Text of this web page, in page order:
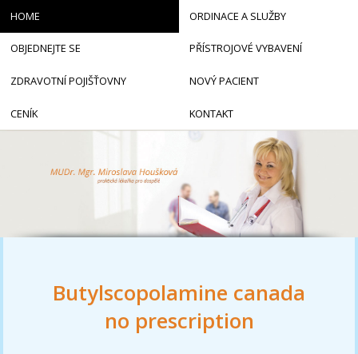
Butylscopolamine canada
no prescription
HOME ORDINACE A SLUŽBY
OBJEDNEJTE SE PŘÍSTROJOVÉ VYBAVENÍ
ZDRAVOTNÍ POJIŠŤOVNY NOVÝ PACIENT
CENÍK KONTAKT